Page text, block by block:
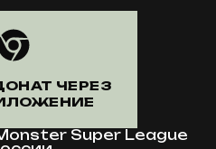
ЧЕРЕЗ
Super League